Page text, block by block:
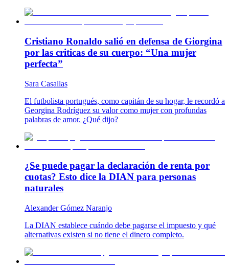
Cristiano Ronaldo salió en defensa de Giorgina
por las criticas de su cuerpo: “Una mujer
perfecta”
Sara Casallas
El futbolista portugués, como capitán de su hogar, le recordó a
Georgina Rodríguez su valor como mujer con profundas
palabras de amor. ¿Qué dijo?
¿Se puede pagar la declaración de renta por
cuotas? Esto dice la DIAN para personas
naturales
Alexander Gómez Naranjo
La DIAN establece cuándo debe pagarse el impuesto y qué
alternativas existen si no tiene el dinero completo.